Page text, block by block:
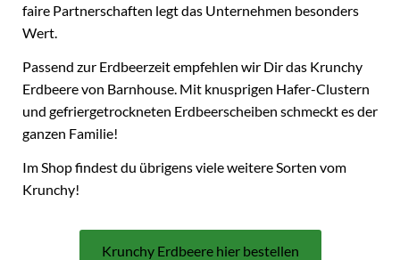
faire Partnerschaften legt das Unternehmen besonders
Wert.
Passend zur Erdbeerzeit empfehlen wir Dir das Krunchy
Erdbeere von Barnhouse. Mit knusprigen Hafer-Clustern
und gefriergetrockneten Erdbeerscheiben schmeckt es der
ganzen Familie!
Im Shop findest du übrigens viele weitere Sorten vom
Krunchy!
Krunchy Erdbeere hier bestellen